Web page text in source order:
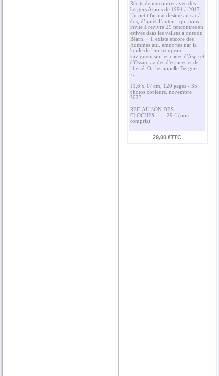
Récits de rencontres avec des
bergers Aspois de 1994 à 2017.
Un petit format destiné au sac à
dos, d’après l’auteur, qui nous
invite à revivre 29 rencontres en
estives dans les vallées à ours du
Béarn. « Il existe encore des
Hommes qui, emportés par la
houle de leur troupeau
naviguent sur les cimes d'Aspe et
d'Ossau, avides d'espaces et de
liberté. On les appelle Bergers
».
11,6 x 17 cm, 120 pages - 35
photos couleurs, novembre
2023.
REF. AU SON DES
CLOCHES…… 29 € (port
compris)
29,00 €TTC